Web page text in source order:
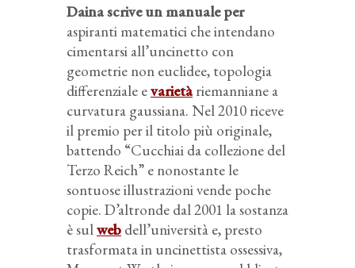
Daina scrive un manuale per
aspiranti matematici che intendano
cimentarsi all’uncinetto con
geometrie non euclidee, topologia
differenziale evarietàriemanniane a
curvatura gaussiana. Nel 2010 riceve
il premio per il titolo più originale,
battendo “Cucchiai da collezione del
Terzo Reich” e nonostante le
sontuose illustrazioni vende poche
copie. D’altronde dal 2001 la sostanza
è sulweb dell’università e, presto
trasformata in uncinettista ossessiva,